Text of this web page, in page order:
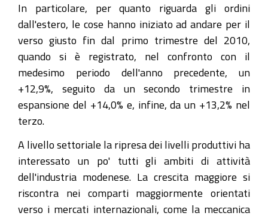
In particolare, per quanto riguarda gli ordini
dall'estero, le cose hanno iniziato ad andare per il
verso giusto fin dal primo trimestre del 2010,
quando si è registrato, nel confronto con il
medesimo periodo dell'anno precedente, un
+12,9%, seguito da un secondo trimestre in
espansione del +14,0% e, infine, da un +13,2% nel
terzo.
A livello settoriale la ripresa dei livelli produttivi ha
interessato un po' tutti gli ambiti di attività
dell'industria modenese. La crescita maggiore si
riscontra nei comparti maggiormente orientati
verso i mercati internazionali, come la meccanica